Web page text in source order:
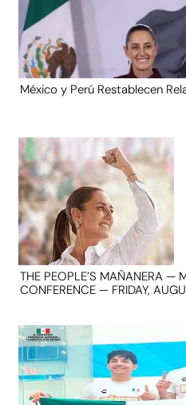
México y Perú Restablecen
THE PEOPLE’S MAÑANERA —
CONFERENCE — FRIDAY,